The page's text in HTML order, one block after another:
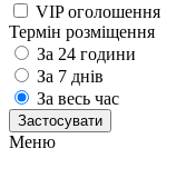
VIP оголошення
Термін розміщення
За 24 години
За 7 днів
За весь час
Застосувати
Меню